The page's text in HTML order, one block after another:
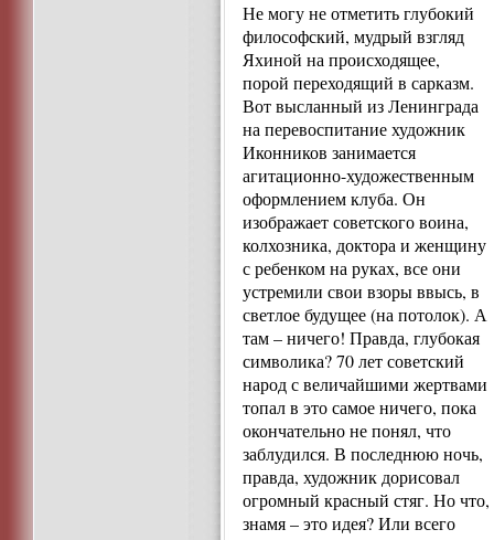
Не могу не отметить глубокий
философский, мудрый взгляд
Яхиной на происходящее,
порой переходящий в сарказм.
Вот высланный из Ленинграда
на перевоспитание художник
Иконников занимается
агитационно-художественным
оформлением клуба. Он
изображает советского воина,
колхозника, доктора и женщину
с ребенком на руках, все они
устремили свои взоры ввысь, в
светлое будущее (на потолок). А
там – ничего! Правда, глубокая
символика? 70 лет советский
народ с величайшими жертвами
топал в это самое ничего, пока
окончательно не понял, что
заблудился. В последнюю ночь,
правда, художник дорисовал
огромный красный стяг. Но что,
знамя – это идея? Или всего